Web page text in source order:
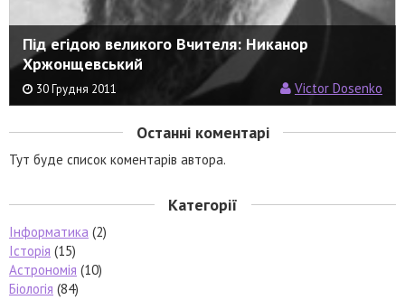
Під егідою великого Вчителя: Никанор
Хржонщевський
30 Грудня 2011 Victor Dosenko
Останні коментарі
Тут буде список коментарів автора.
Категорії
Інформатика (2)
Історія (15)
Астрономія (10)
Біологія (84)